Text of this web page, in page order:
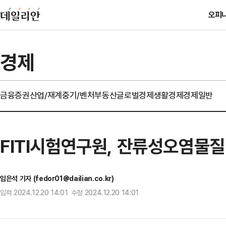
오피
경제
금융증권산업/재계중기/벤처부동산글로벌경제생활경제경제일반
FITI시험연구원, 잔류성오염물
임은석 기자 (fedor01@dailian.co.kr)
입력 2024.12.20 14:01 수정 2024.12.20 14:01